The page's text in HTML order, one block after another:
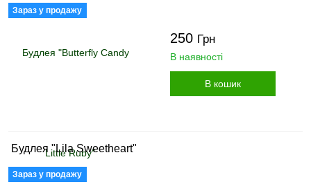
Зараз у продажу
250 Грн
В наявності
В кошик
Будлея "Lila Sweetheart"
Зараз у продажу